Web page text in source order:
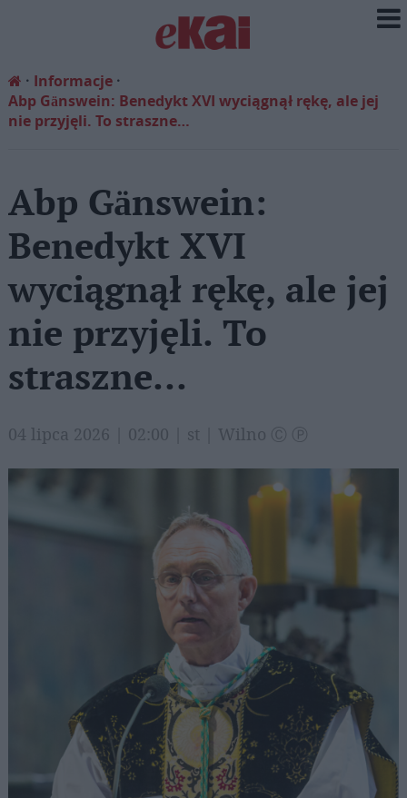
Informacje
Abp Gänswein: Benedykt XVI wyciągnął rękę, ale jej
nie przyjęli. To straszne…
Abp Gänswein:
Benedykt XVI
wyciągnął rękę, ale jej
nie przyjęli. To
straszne…
04 lipca 2026 | 02:00 | st | Wilno Ⓒ Ⓟ